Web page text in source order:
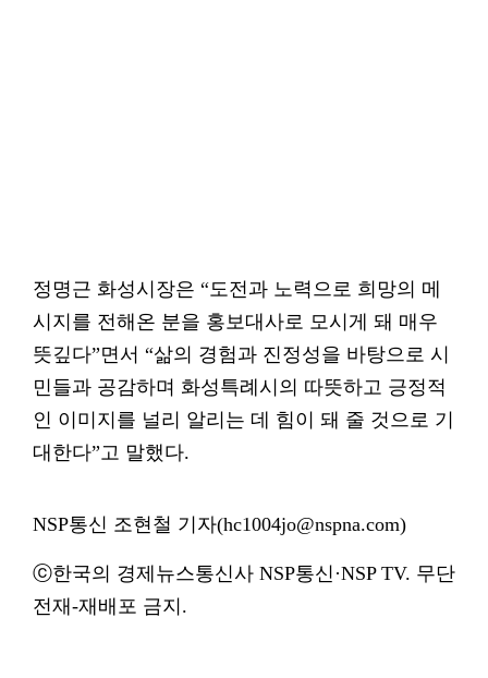
정명근 화성시장은 “도전과 노력으로 희망의 메
시지를 전해온 분을 홍보대사로 모시게 돼 매우
뜻깊다”면서 “삶의 경험과 진정성을 바탕으로 시
민들과 공감하며 화성특례시의 따뜻하고 긍정적
인 이미지를 널리 알리는 데 힘이 돼 줄 것으로 기
대한다”고 말했다.
NSP통신 조현철 기자(hc1004jo@nspna.com)
ⓒ한국의 경제뉴스통신사 NSP통신·NSP TV. 무단
전재-재배포 금지.